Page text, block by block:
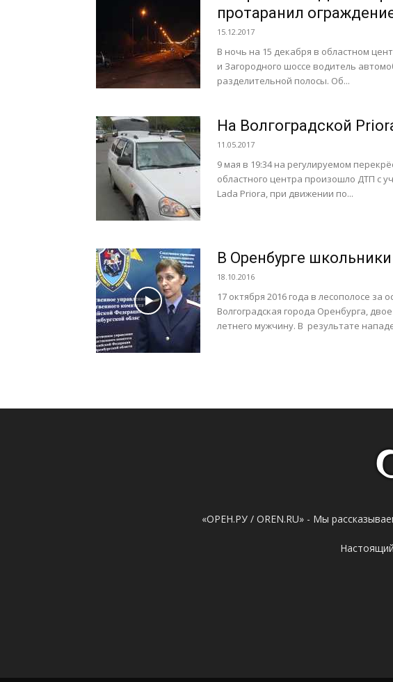
протаранил
15.12.2017
В ночь на 15 декабря в областном
и Загородного шоссе водитель
разделительной полосы. Об...
На Волгоградской
11.05.2017
9 мая в 19:34 на регулируемом
областного центра произошло ДТП с
Lada Priora, при движении по...
В Оренбурге
18.10.2016
17 октября 2016 года в лесополосе за
Волгоградская города Оренбурга,
летнего мужчину. В результате
«ОРЕН.РУ / OREN.RU» - Мы